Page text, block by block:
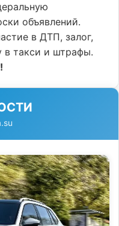
объявлений.
в ДТП, залог,
в такси и штрафы.